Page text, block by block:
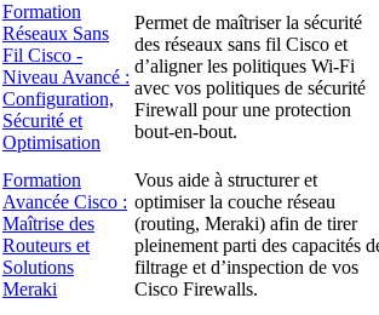
Formation
Réseaux Sans
Fil Cisco -
Niveau Avancé :
Configuration,
Sécurité et
Optimisation
Permet de maîtriser la sécurité
des réseaux sans fil Cisco et
d’aligner les politiques Wi-Fi
avec vos politiques de sécurité
Firewall pour une protection
bout-en-bout.
Formation
Avancée Cisco :
Maîtrise des
Routeurs et
Solutions
Meraki
Vous aide à structurer et
optimiser la couche réseau
(routing, Meraki) afin de tirer
pleinement parti des capacités
filtrage et d’inspection de vos
Cisco Firewalls.